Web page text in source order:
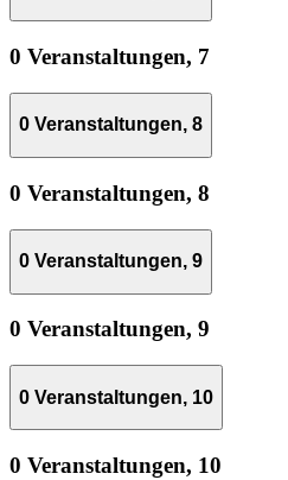
0 Veranstaltungen, 7
0 Veranstaltungen, 8
0 Veranstaltungen, 8
0 Veranstaltungen, 9
0 Veranstaltungen, 9
0 Veranstaltungen, 10
0 Veranstaltungen, 10